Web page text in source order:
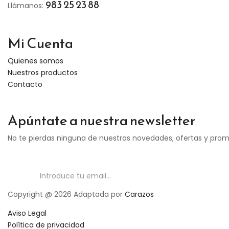
Llámanos: 983 25 23 88
Mi Cuenta
Quienes somos
Nuestros productos
Contacto
Apúntate a nuestra newsletter
No te pierdas ninguna de nuestras novedades, ofertas y
Copyright @ 2026 Adaptada por Carazos
Aviso Legal
Política de privacidad